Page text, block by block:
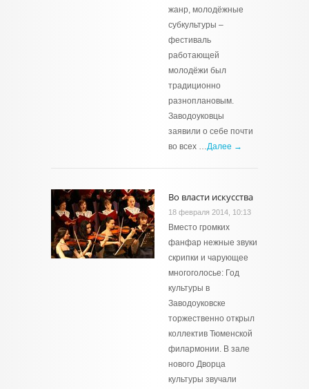
жанр, молодёжные
субкультуры –
фестиваль
работающей
молодёжи был
традиционно
разноплановым.
Заводоуковцы
заявили о себе почти
во всех …Далее →
Во власти искусства
18 февраля 2014, 10:13
Вместо громких
фанфар нежные звуки
скрипки и чарующее
многоголосье: Год
культуры в
Заводоуковске
торжественно открыл
коллектив Тюменской
филармонии. В зале
нового Дворца
культуры звучали